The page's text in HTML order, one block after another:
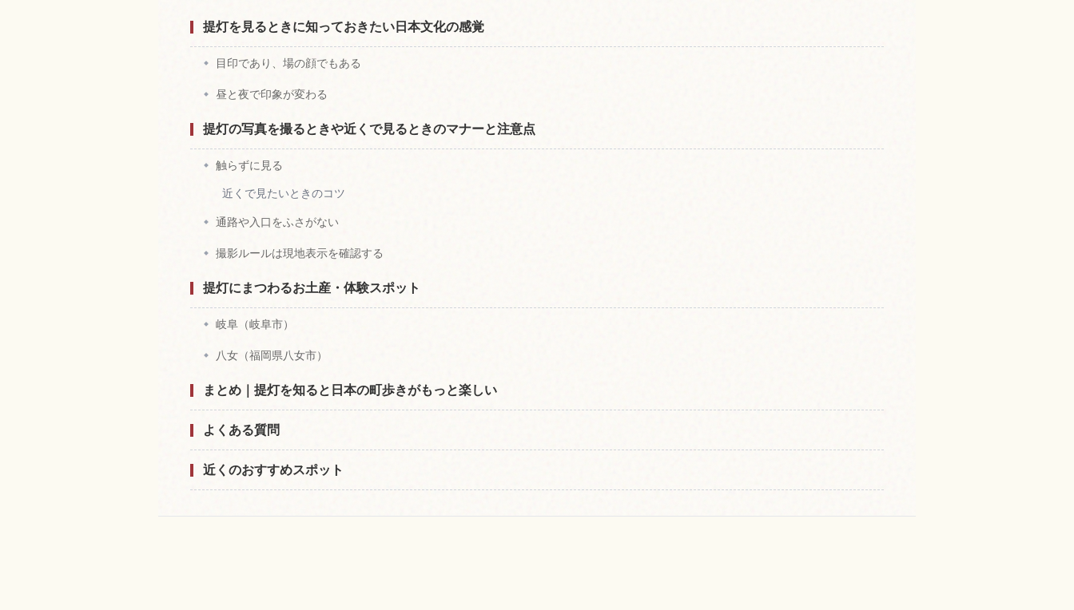
提灯を見るときに知っておきたい日本文化の感覚
目印であり、場の顔でもある
昼と夜で印象が変わる
提灯の写真を撮るときや近くで見るときのマナーと注意点
触らずに見る
近くで見たいときのコツ
通路や入口をふさがない
撮影ルールは現地表示を確認する
提灯にまつわるお土産・体験スポット
岐阜（岐阜市）
八女（福岡県八女市）
まとめ｜提灯を知ると日本の町歩きがもっと楽しい
よくある質問
近くのおすすめスポット